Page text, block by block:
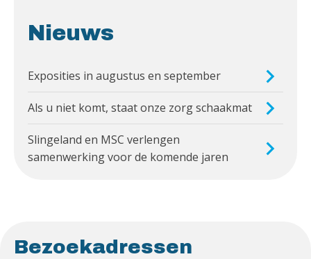
Nieuws
Exposities in augustus en september
Als u niet komt, staat onze zorg schaakmat
Slingeland en MSC verlengen
samenwerking voor de komende jaren
Bezoekadressen